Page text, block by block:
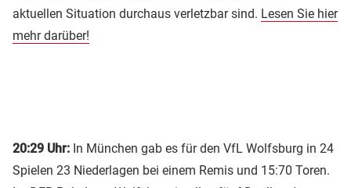
aktuellen Situation durchaus verletzbar sind. Lesen Sie hier
mehr darüber!
20:29 Uhr: In München gab es für den VfL Wolfsburg in 24
Spielen 23 Niederlagen bei einem Remis und 15:70 Toren.